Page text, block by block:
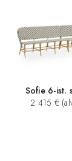
Sofie 6-ist.
2 415 €